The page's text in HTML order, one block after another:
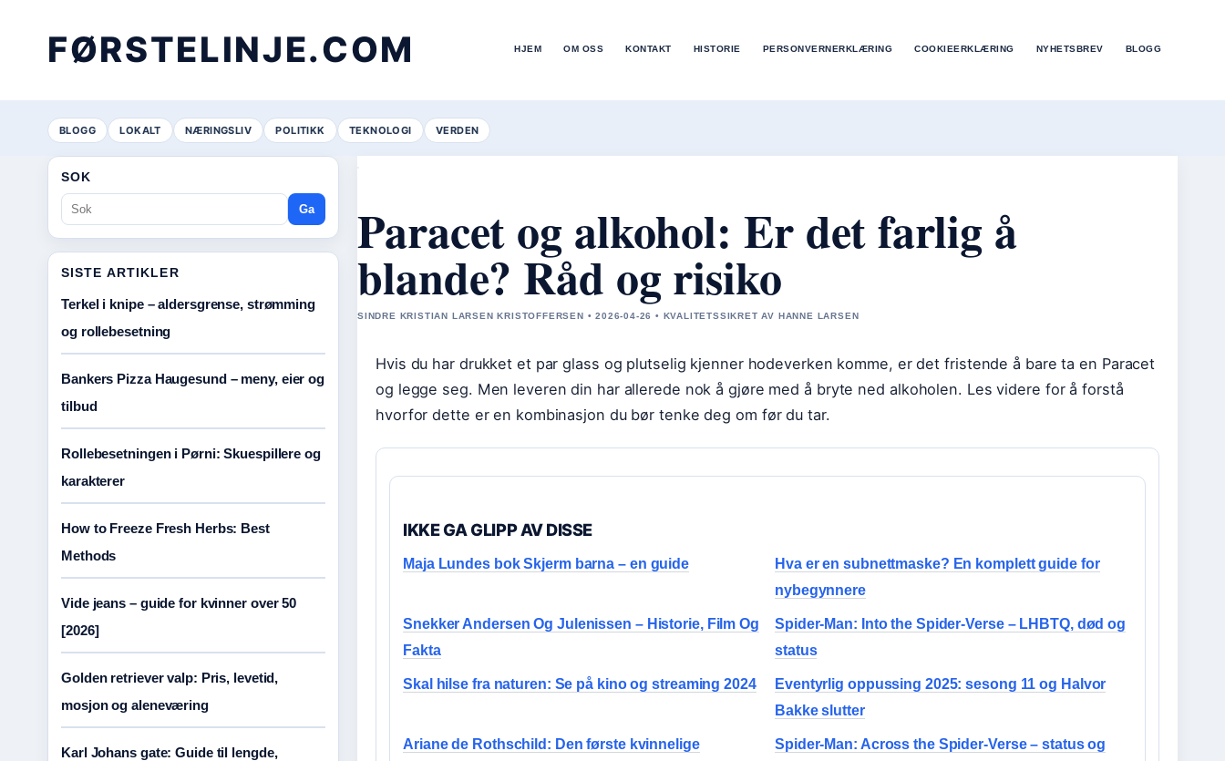
FØRSTELINJE.COM HJEM OM OSS KONTAKT HISTORIE PERSONVERNERKLÆRING COOKIEERKLÆRING NYHETSBREV BLOGG
BLOGG LOKALT NÆRINGSLIV POLITIKK TEKNOLOGI VERDEN
Paracet og alkohol: Er det farlig å
blande? Råd og risiko
SINDRE KRISTIAN LARSEN KRISTOFFERSEN • 2026-04-26 • KVALITETSSIKRET AV HANNE LARSEN
Hvis du har drukket et par glass og plutselig kjenner hodeverken komme, er det fristende å bare ta en Paracet
og legge seg. Men leveren din har allerede nok å gjøre med å bryte ned alkoholen. Les videre for å forstå
hvorfor dette er en kombinasjon du bør tenke deg om før du tar.
IKKE GA GLIPP AV DISSE
Maja Lundes bok Skjerm barna – en guide
Hva er en subnettmaske? En komplett guide for
nybegynnere
Snekker Andersen Og Julenissen – Historie, Film Og
Fakta
Spider-Man: Into the Spider-Verse – LHBTQ, død og
status
Skal hilse fra naturen: Se på kino og streaming 2024
Eventyrlig oppussing 2025: sesong 11 og Halvor
Bakke slutter
Ariane de Rothschild: Den første kvinnelige
Spider-Man: Across the Spider-Verse – status og
SOK
Ga
SISTE ARTIKLER
Terkel i knipe – aldersgrense, strømming
og rollebesetning
Bankers Pizza Haugesund – meny, eier og
tilbud
Rollebesetningen i Pørni: Skuespillere og
karakterer
How to Freeze Fresh Herbs: Best
Methods
Vide jeans – guide for kvinner over 50
[2026]
Golden retriever valp: Pris, levetid,
mosjon og aleneværing
Karl Johans gate: Guide til lengde,